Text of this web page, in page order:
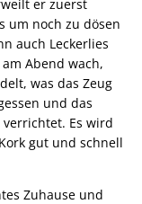
er zuerst
um noch zu dösen
auch Leckerlies
Abend wach,
was das Zeug
und das
Es wird
gut und schnell
Zuhause und